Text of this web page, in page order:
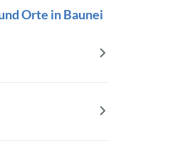
Orte in Baunei